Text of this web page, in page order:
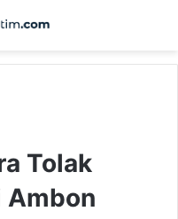
Tolak
Ambon